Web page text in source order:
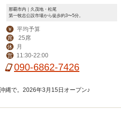
那覇市内｜久茂地・松尾
第一牧志公設市場から徒歩約3〜5分。
￥ 平均予算
席 25席
休 月
営 11:30-22:00
090-6862-7426
縄で。2026年3月15日オープン♪